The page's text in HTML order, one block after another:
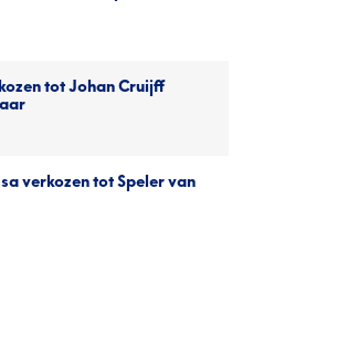
tot Johan Cruijff
verkozen tot Speler van